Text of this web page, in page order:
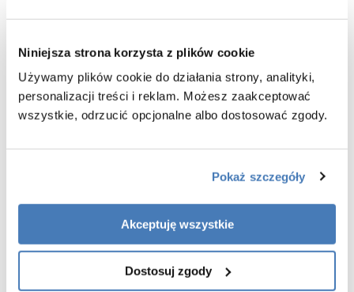
Niniejsza strona korzysta z plików cookie
Używamy plików cookie do działania strony, analityki,
personalizacji treści i reklam. Możesz zaakceptować
wszystkie, odrzucić opcjonalne albo dostosować zgody.
Pokaż szczegóły
Akceptuję wszystkie
Dostosuj zgody
łatwo porządek w swojej łazience
Ze względu na to, że brodzik pozwala oddzielić strefę mokrą od suchej,
kabiny prysznicowe z brodzikiemsą wybierane przez osoby, które lubią
dbać o porządek. Jeśli bardzo przeszkadzają Ci mokre ślady w łazience i
nie masz ochoty ciągle ich wycierać,prysznic z brodzikiemjest właśnie
umożliwiają zaaranżowanie łazienki w dowolny sposób. Bywają jednak
łazienki. Jak więc widać, popularność kabin z brodzikiem nie jest
Jak wybrać odpowiednią kabinę prysznicową
z brodzikiem?
Jeśli chcesz wyposażyć swoją łazienkę w kabinę prysznicową z
brodzikiem, wykonaj najpierw pomiary pomieszczenia i zastanów się,